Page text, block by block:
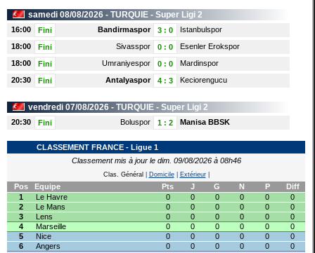
samedi 08/08/2026 - TURQUIE - Super Ligi 2
16:00 Fini Bandirmaspor 3 : 0
Istanbulspor
18:00
Fini Sivasspor 0 : 0
Esenler Erokspor
18:00
Fini Umraniyespor 0 : 0
Mardinspor
20:30
Fini Antalyaspor 4 : 3 Keciorengucu
vendredi 07/08/2026 - TURQUIE - Super Ligi 2
20:30 Fini Boluspor 1 : 2 Manisa BBSK
CLASSEMENT FRANCE - Ligue 1
Classement mis à jour le dim. 09/08/2026 à 08h46
Clas. Général Domicile| Extérieur|
Pos Equipe Pts J G N P
Diff
1
Le Havre 0 0 0 0 0
0
2
Le Mans 0 0 0 0 0
0
3
Lens 0 0 0 0 0
0
4
Marseille 0 0 0 0 0
0
5
Nice 0 0 0 0 0
0
6
Angers 0 0 0 0 0
0